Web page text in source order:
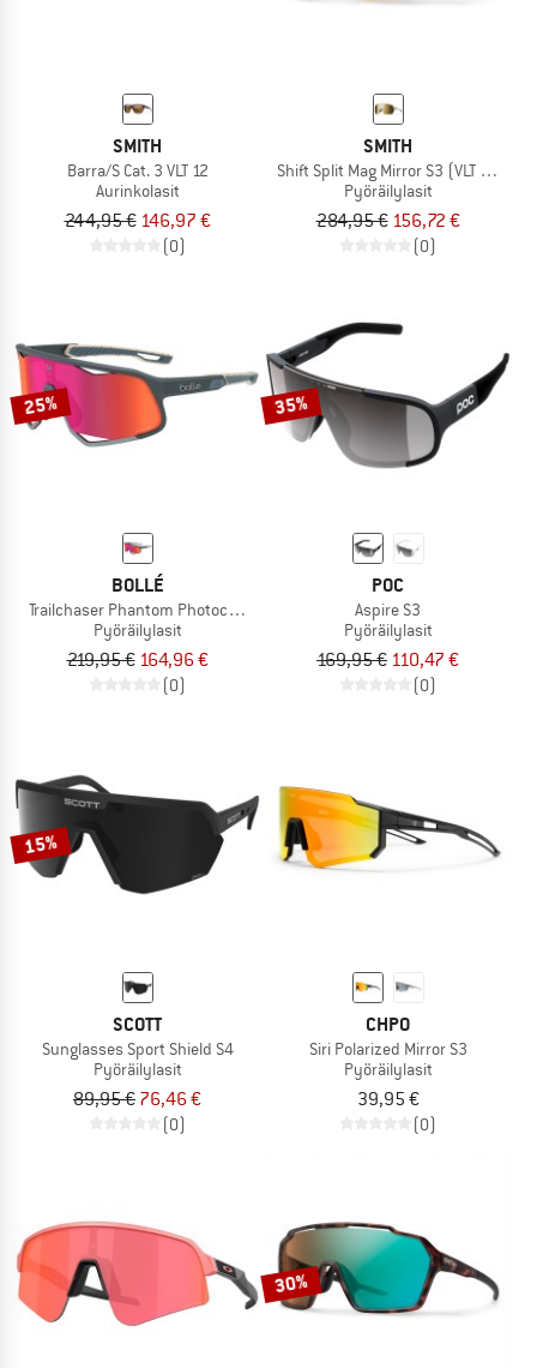
SMITH
Barra/S Cat. 3 VLT 12
Aurinkolasit
244,95 € 146,97 €
(0)
SMITH
Shift Split Mag Mirror S3 (VLT 14%) +
Pyöräilylasit
284,95 € 156,72 €
(0)
25%
BOLLÉ
Trailchaser Phantom Photochromic S0-3
Pyöräilylasit
219,95 € 164,96 €
(0)
35%
POC
Aspire S3
Pyöräilylasit
169,95 € 110,47 €
(0)
15%
SCOTT
Sunglasses Sport Shield S4
Pyöräilylasit
89,95 € 76,46 €
(0)
CHPO
Siri Polarized Mirror S3
Pyöräilylasit
39,95 €
(0)
30%